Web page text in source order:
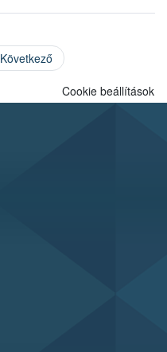
Következő
Cookie beállítások